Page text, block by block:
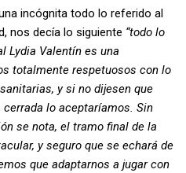
incógnita todo lo referido al
nos decía lo siguiente “todo lo
Lydia Valentín es una
totalmente respetuosos con lo
y si no dijesen que
lo aceptaríamos. Sin
se nota, el tramo final de la
y seguro que se echará de
que adaptarnos a jugar con